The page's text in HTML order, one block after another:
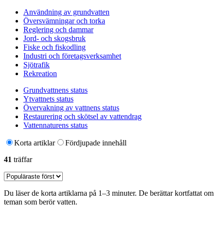
Användning av grundvatten
Översvämningar och torka
Reglering och dammar
Jord- och skogsbruk
Fiske och fiskodling
Industri och företagsverksamhet
Sjötrafik
Rekreation
Grundvattnens status
Ytvattnets status
Övervakning av vattnens status
Restaurering och skötsel av vattendrag
Vattennaturens status
Korta artiklar
Fördjupade innehåll
41 träffar
Du läser de korta artiklarna på 1–3 minuter. De berättar kortfattat om
teman som berör vatten.